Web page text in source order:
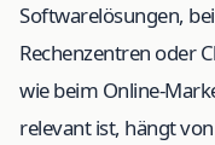
Softwarelösungen,
Rechenzentren oder
wie beim Online-
relevant ist, hängt